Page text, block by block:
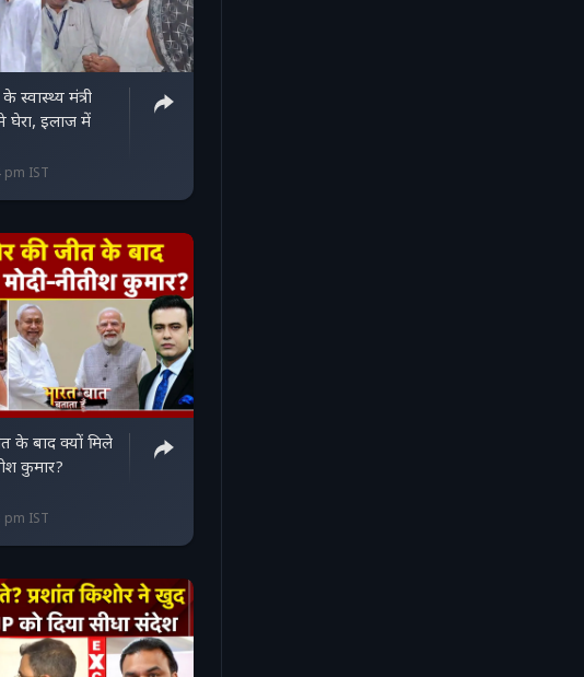
स्वास्थ्य मंत्री
घेरा, इलाज में
pm IST
के बाद क्यों मिले
कुमार?
pm IST